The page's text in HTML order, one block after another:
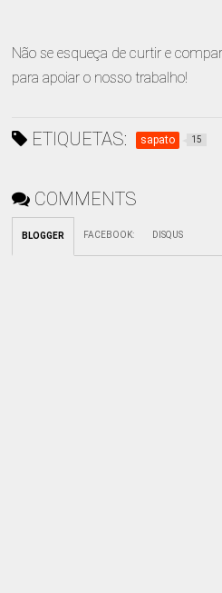
Não se esqueça de curtir e
para apoiar o nosso trabalho!
ETIQUETAS: sapato 15
COMMENTS
BLOGGER FACEBOOK: DISQUS